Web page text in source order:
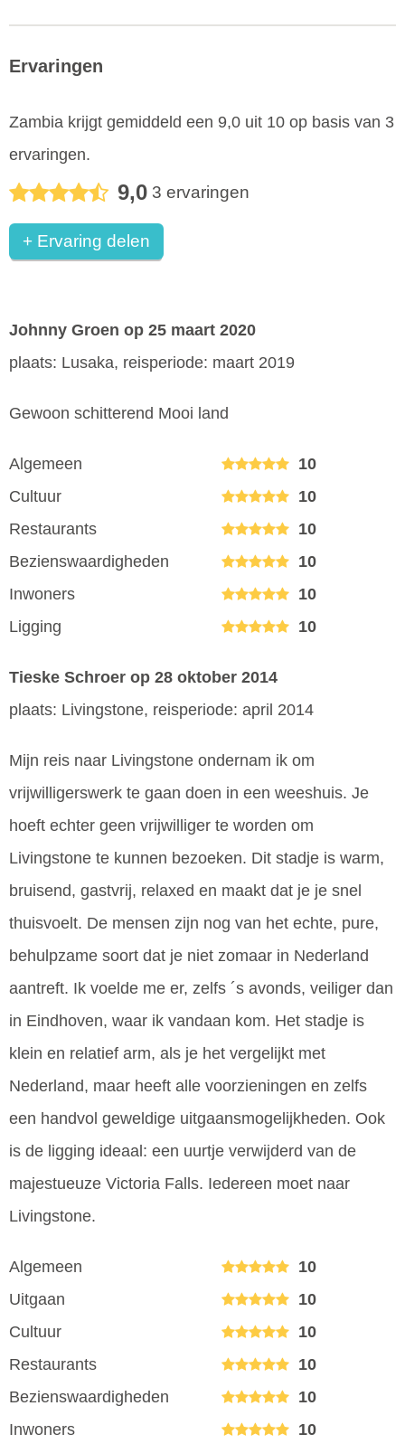
Ervaringen
Zambia krijgt gemiddeld een 9,0 uit 10 op basis van 3
ervaringen.
9,0 3 ervaringen
+ Ervaring delen
Johnny Groen op 25 maart 2020
plaats: Lusaka, reisperiode: maart 2019
Gewoon schitterend Mooi land
Algemeen
10
Cultuur
10
Restaurants
10
Bezienswaardigheden
10
Inwoners
10
Ligging
10
Tieske Schroer op 28 oktober 2014
plaats: Livingstone, reisperiode: april 2014
Mijn reis naar Livingstone ondernam ik om
vrijwilligerswerk te gaan doen in een weeshuis. Je
hoeft echter geen vrijwilliger te worden om
Livingstone te kunnen bezoeken. Dit stadje is warm,
bruisend, gastvrij, relaxed en maakt dat je je snel
thuisvoelt. De mensen zijn nog van het echte, pure,
behulpzame soort dat je niet zomaar in Nederland
aantreft. Ik voelde me er, zelfs ´s avonds, veiliger dan
in Eindhoven, waar ik vandaan kom. Het stadje is
klein en relatief arm, als je het vergelijkt met
Nederland, maar heeft alle voorzieningen en zelfs
een handvol geweldige uitgaansmogelijkheden. Ook
is de ligging ideaal: een uurtje verwijderd van de
majestueuze Victoria Falls. Iedereen moet naar
Livingstone.
Algemeen
10
Uitgaan
10
Cultuur
10
Restaurants
10
Bezienswaardigheden
10
Inwoners
10